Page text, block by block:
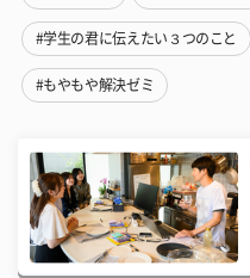
#学生の君に伝えたい３つのこと
#もやもや解決ゼミ